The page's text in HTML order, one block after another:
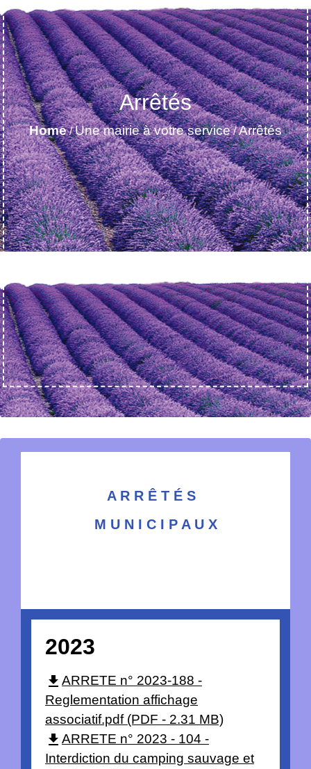
Arrêtés
Home/Une mairie à votre service/Arrêtés
A R R Ê T É S
M U N I C I P A U X
2023
file_download ARRETE n° 2023-188 -
Reglementation affichage
associatif.pdf (PDF - 2.31 MB)
file_download ARRETE n° 2023 - 104 -
Interdiction du camping sauvage et